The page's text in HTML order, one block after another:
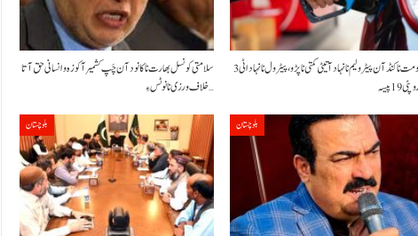
سلامتی کونسل بھارت نا کانود آن چَپ کشمیر آ کوزہ و انسانی حق آتا
خلاف ورزی نا نوٹس ءِ…
حکومت نا کنڈ آن پیٹرولیم نا نہاد آتیٹی کمتی نا پڑو،پیٹرول نا نہاد اٹی 3
بلوچستان بلوچستان